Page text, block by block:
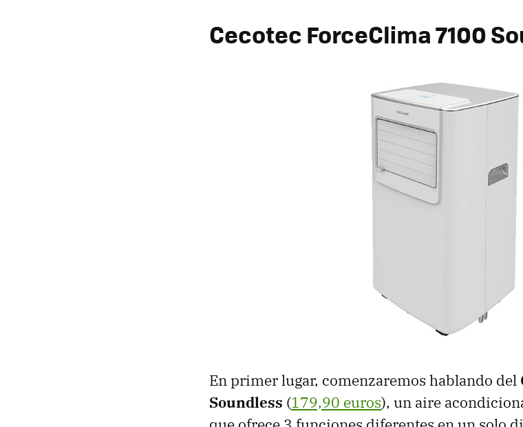
Cecotec ForceClima 7100
En primer lugar, comenzaremos hablando del
Soundless (179,90 euros), un aire